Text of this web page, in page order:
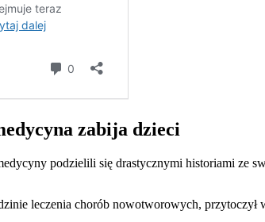
zabija dzieci
podzielili się drastycznymi historiami ze
leczenia chorób nowotworowych, przytoczył